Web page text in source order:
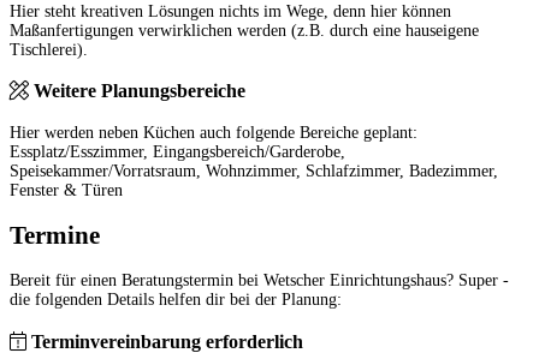
Hier steht kreativen Lösungen nichts im Wege, denn hier können
Maßanfertigungen verwirklichen werden (z.B. durch eine hauseigene
Tischlerei).
Weitere Planungsbereiche
Hier werden neben Küchen auch folgende Bereiche geplant:
Essplatz/Esszimmer, Eingangsbereich/Garderobe,
Speisekammer/Vorratsraum, Wohnzimmer, Schlafzimmer, Badezimmer,
Fenster & Türen
Termine
Bereit für einen Beratungstermin bei Wetscher Einrichtungshaus? Super -
die folgenden Details helfen dir bei der Planung:
Terminvereinbarung erforderlich